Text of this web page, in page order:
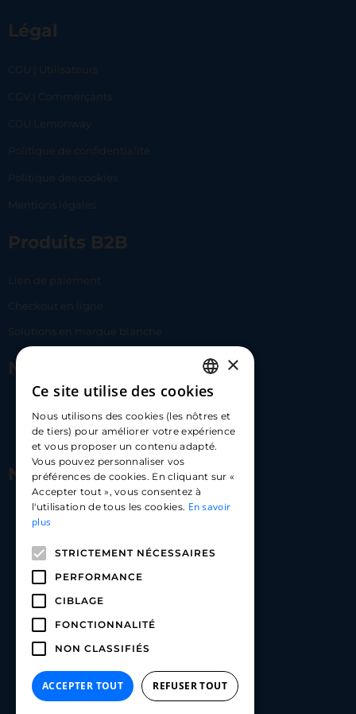
Légal
CGU | Utilisateurs
CGV | Commerçants
CGU Lemonway
Politique de confidentialité
Politique des cookies
Mentions légales
Produits B2B
Lien de paiement
Checkout en ligne
Solutions en marque blanche
Nous contacter
hello@carloapp.com
Nous suivre
Carlo App | Instagram
Carlo App | Linkedin
FRENCH
ENGLISH
SPANISH
×
Ce site utilise des cookies
Nous utilisons des cookies (les nôtres et
de tiers) pour améliorer votre expérience
et vous proposer un contenu adapté.
Vous pouvez personnaliser vos
préférences de cookies. En cliquant sur «
Accepter tout », vous consentez à
l'utilisation de tous les cookies. En savoir
plus
STRICTEMENT NÉCESSAIRES
PERFORMANCE
CIBLAGE
FONCTIONNALITÉ
NON CLASSIFIÉS
ACCEPTER TOUT REFUSER TOUT